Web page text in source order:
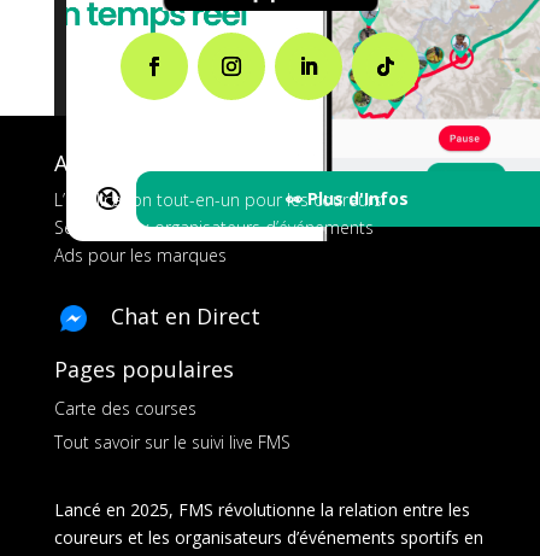
🔇 👀 Plus d'Infos
A propos de FMS
L’application tout-en-un pour les coureurs
Services aux organisateurs d’événements
Ads pour les marques
Chat en Direct
Pages populaires
Carte des courses
Tout savoir sur le suivi live FMS
Lancé en 2025, FMS révolutionne la relation entre les
coureurs et les organisateurs d’événements sportifs en